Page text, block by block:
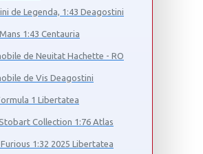
de Legenda, 1:43 Deagostini
1:43 Centauria
de Neuitat Hachette - RO
de Vis Deagostini
1 Libertatea
Collection 1:76 Atlas
1:32 2025 Libertatea